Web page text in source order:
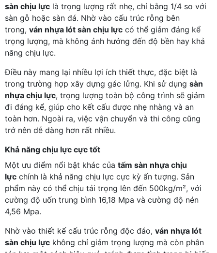
sàn chịu lực là trọng lượng rất nhẹ, chỉ bằng 1/4 so với
sàn gỗ hoặc sàn đá. Nhờ vào cấu trúc rỗng bên
trong, ván nhựa lót sàn chịu lực có thể giảm đáng kể
trọng lượng, mà không ảnh hưởng đến độ bền hay khả
năng chịu lực.
Điều này mang lại nhiều lợi ích thiết thực, đặc biệt là
trong trường hợp xây dựng gác lửng. Khi sử dụng sàn
nhựa chịu lực, trọng lượng toàn bộ công trình sẽ giảm
đi đáng kể, giúp cho kết cấu được nhẹ nhàng và an
toàn hơn. Ngoài ra, việc vận chuyển và thi công cũng
trở nên dễ dàng hơn rất nhiều.
Khả năng chịu lực cực tốt
Một ưu điểm nổi bật khác của tấm sàn nhựa chịu
lực chính là khả năng chịu lực cực kỳ ấn tượng. Sản
phẩm này có thể chịu tải trọng lên đến 500kg/m², với
cường độ uốn trung bình 16,18 Mpa và cường độ nén
4,56 Mpa.
Nhờ vào thiết kế cấu trúc rỗng độc đáo, ván nhựa lót
sàn chịu lực không chỉ giảm trọng lượng mà còn phân